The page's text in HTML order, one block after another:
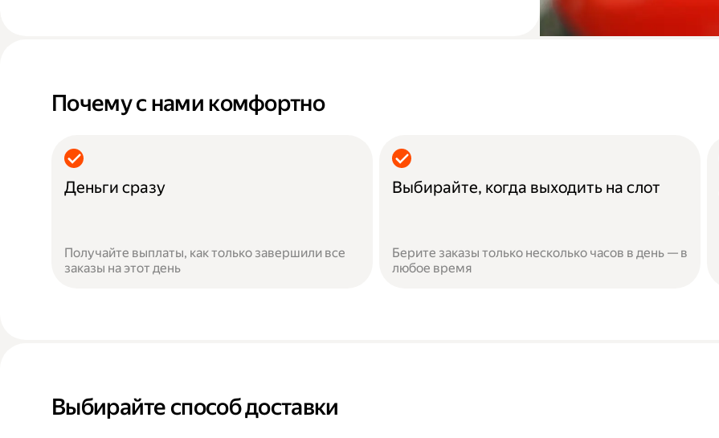
Почему с нами комфортно
Деньги сразу
Получайте выплаты, как только завершили все
заказы на этот день
Выбирайте, когда выходить на слот
Берите заказы только несколько часов в день — в
любое время
Выбирайте способ доставки